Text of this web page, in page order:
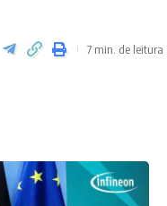
7 min. de leitura